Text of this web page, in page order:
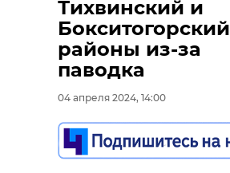
Тихвинский и
Бокситогорский
районы из-за
паводка
04 апреля 2024, 14:00
Школьника из
Тосненского
района довели до
самоубийства